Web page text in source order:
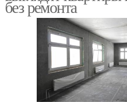
без ремонта